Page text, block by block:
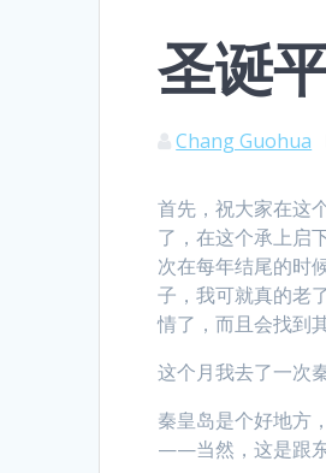
圣诞
Chang Guohua
首先，祝大家在这
了，在这个承上启
次在每年结尾的时
子，我可就真的老
情了，而且会找到
这个月我去了一次
秦皇岛是个好地方
——当然，这是跟东